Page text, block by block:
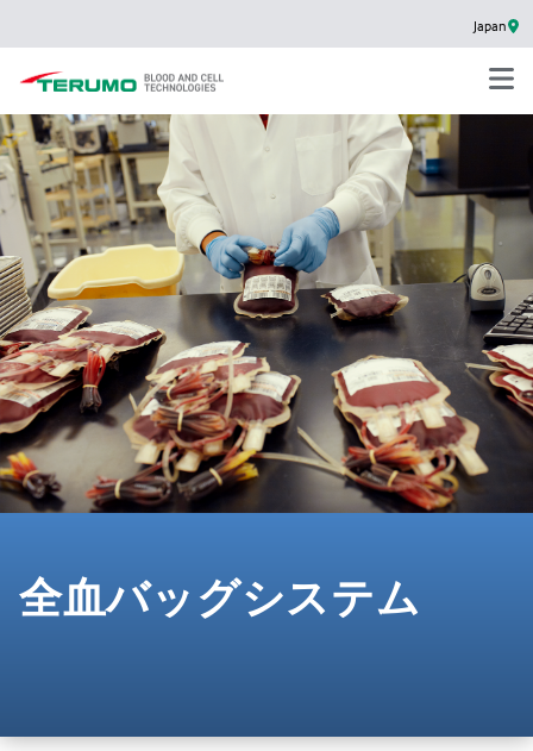
Japan
全血バッグシステム